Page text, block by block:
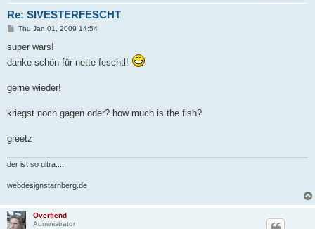
Re: SIVESTERFESCHT
P
s
t
Thu Jan 01, 2009 14:54
super wars!
danke schön für nette feschtl!
gerne wieder!
kriegst noch gagen oder? how much is the fish?
greetz
der ist so ultra....
webdesignstarnberg.de
Overfiend
Administrator